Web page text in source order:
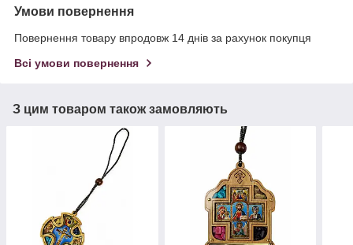
Умови повернення
Повернення товару впродовж 14 днів за рахунок покупця
Всі умови повернення
З цим товаром також замовляють